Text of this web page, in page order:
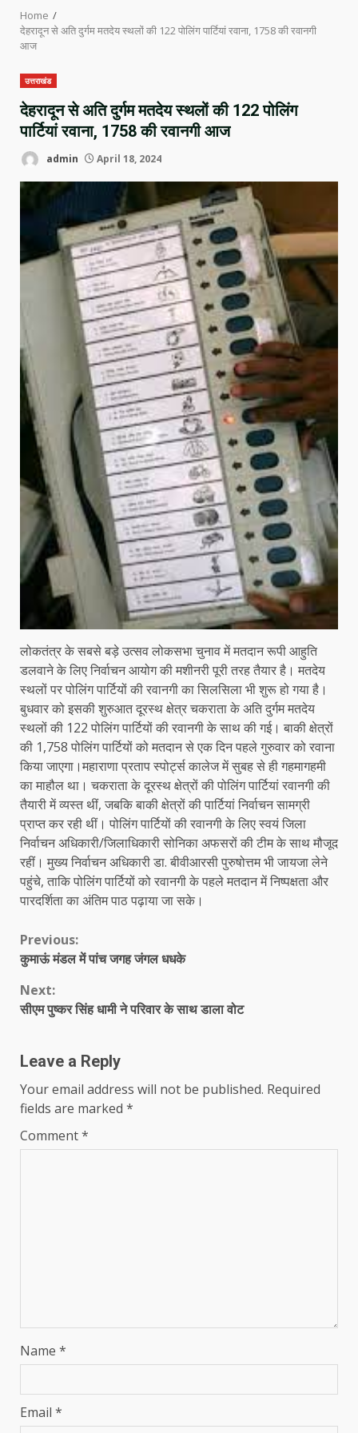
Home
देहरादून से अति दुर्गम मतदेय स्थलों की 122 पोलिंग पार्टियां रवाना, 1758 की रवानगी
आज
उत्तराखंड
देहरादून से अति दुर्गम मतदेय स्थलों की 122 पोलिंग
पार्टियां रवाना, 1758 की रवानगी आज
admin April 18, 2024
लोकतंत्र के सबसे बड़े उत्सव लोकसभा चुनाव में मतदान रूपी आहुति
डलवाने के लिए निर्वाचन आयोग की मशीनरी पूरी तरह तैयार है। मतदेय
स्थलों पर पोलिंग पार्टियों की रवानगी का सिलसिला भी शुरू हो गया है।
बुधवार को इसकी शुरुआत दूरस्थ क्षेत्र चकराता के अति दुर्गम मतदेय
स्थलों की 122 पोलिंग पार्टियों की रवानगी के साथ की गई। बाकी क्षेत्रों
की 1,758 पोलिंग पार्टियों को मतदान से एक दिन पहले गुरुवार को रवाना
किया जाएगा।महाराणा प्रताप स्पोर्ट्स कालेज में सुबह से ही गहमागहमी
का माहौल था। चकराता के दूरस्थ क्षेत्रों की पोलिंग पार्टियां रवानगी की
तैयारी में व्यस्त थीं, जबकि बाकी क्षेत्रों की पार्टियां निर्वाचन सामग्री
प्राप्त कर रही थीं। पोलिंग पार्टियों की रवानगी के लिए स्वयं जिला
निर्वाचन अधिकारी/जिलाधिकारी सोनिका अफसरों की टीम के साथ मौजूद
रहीं। मुख्य निर्वाचन अधिकारी डा. बीवीआरसी पुरुषोत्तम भी जायजा लेने
पहुंचे, ताकि पोलिंग पार्टियों को रवानगी के पहले मतदान में निष्पक्षता और
पारदर्शिता का अंतिम पाठ पढ़ाया जा सके।
Continue
Reading
Previous:
कुमाऊं मंडल में पांच जगह जंगल धधके
Next:
सीएम पुष्कर सिंह धामी ने परिवार के साथ डाला वोट
Leave a Reply
Your email address will not be published. Required
fields are marked *
Comment*
Name *
Email *